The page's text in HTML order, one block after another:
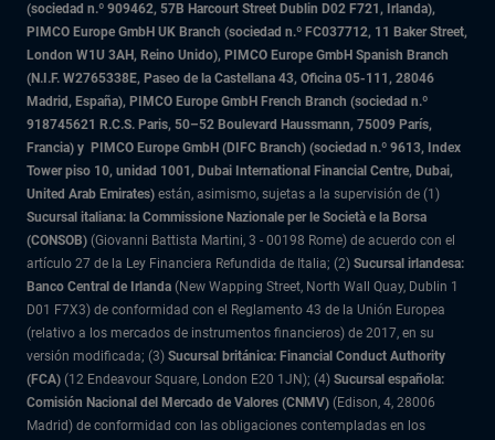
(sociedad n.º 909462, 57B Harcourt Street Dublin D02 F721, Irlanda),
PIMCO Europe GmbH UK Branch (sociedad n.º FC037712, 11 Baker Street,
London W1U 3AH, Reino Unido), PIMCO Europe GmbH Spanish Branch
(N.I.F. W2765338E, Paseo de la Castellana 43, Oficina 05-111, 28046
Madrid, España), PIMCO Europe GmbH French Branch (sociedad n.º
918745621 R.C.S. Paris, 50–52 Boulevard Haussmann, 75009 París,
Francia) y PIMCO Europe GmbH (DIFC Branch) (sociedad n.º 9613, Index
Tower piso 10, unidad 1001, Dubai International Financial Centre, Dubai,
United Arab Emirates) están, asimismo, sujetas a la supervisión de (1)
Sucursal italiana: la Commissione Nazionale per le Società e la Borsa
(CONSOB) (Giovanni Battista Martini, 3 - 00198 Rome) de acuerdo con el
artículo 27 de la Ley Financiera Refundida de Italia; (2) Sucursal irlandesa:
Banco Central de Irlanda (New Wapping Street, North Wall Quay, Dublin 1
D01 F7X3) de conformidad con el Reglamento 43 de la Unión Europea
(relativo a los mercados de instrumentos financieros) de 2017, en su
versión modificada; (3) Sucursal británica: Financial Conduct Authority
(FCA) (12 Endeavour Square, London E20 1JN); (4) Sucursal española:
Comisión Nacional del Mercado de Valores (CNMV) (Edison, 4, 28006
Madrid) de conformidad con las obligaciones contempladas en los